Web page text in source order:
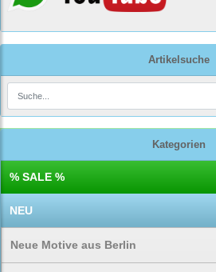
Artikelsuche
Kategorien
% SALE %
NEU
Neue Motive aus Berlin